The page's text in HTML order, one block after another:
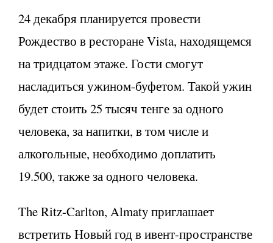
24 декабря планируется провести
Рождество в ресторане Vista, находящемся
на тридцатом этаже. Гости смогут
насладиться ужином-буфетом. Такой ужин
будет стоить 25 тысяч тенге за одного
человека, за напитки, в том числе и
алкогольные, необходимо доплатить
19.500, также за одного человека.
The Ritz-Carlton, Almaty приглашает
встретить Новый год в ивент-пространстве